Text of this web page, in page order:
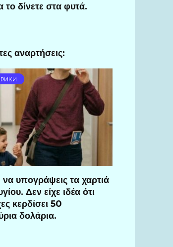
το δίνετε στα φυτά.
αναρτήσεις:
να υπογράψεις τα χαρτιά
Δεν είχε ιδέα ότι
κερδίσει 50
δολάρια.